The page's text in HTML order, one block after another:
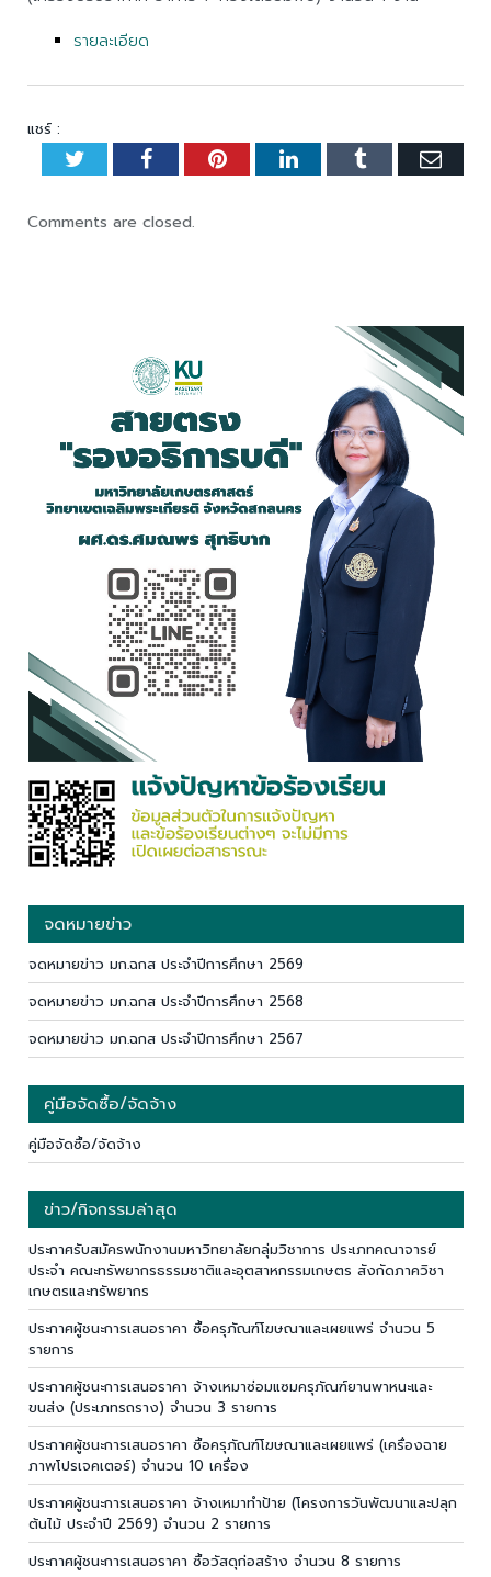
รายละเอียด
แชร์ :
TwitterFacebookPinterestLinkedInTumblr
Comments are closed.
จดหมายข่าว
จดหมายข่าว มก.ฉกส ประจำปีการศึกษา 2569
จดหมายข่าว มก.ฉกส ประจำปีการศึกษา 2568
จดหมายข่าว มก.ฉกส ประจำปีการศึกษา 2567
คู่มือจัดซื้อ/จัดจ้าง
คู่มือจัดซื้อ/จัดจ้าง
ข่าว/กิจกรรมล่าสุด
ประกาศรับสมัครพนักงานมหาวิทยาลัยกลุ่มวิชาการ ประเภทคณาจารย์
ประจำ คณะทรัพยากรธรรมชาติและอุตสาหกรรมเกษตร สังกัดภาควิชา
เกษตรและทรัพยากร
ประกาศผู้ชนะการเสนอราคา ซื้อครุภัณฑ์โฆษณาและเผยแพร่ จำนวน 5
รายการ
ประกาศผู้ชนะการเสนอราคา จ้างเหมาซ่อมแซมครุภัณฑ์ยานพาหนะและ
ขนส่ง (ประเภทรถราง) จำนวน 3 รายการ
ประกาศผู้ชนะการเสนอราคา ซื้อครุภัณฑ์โฆษณาและเผยแพร่ (เครื่องฉาย
ภาพโปรเจคเตอร์) จำนวน 10 เครื่อง
ประกาศผู้ชนะการเสนอราคา จ้างเหมาทำป้าย (โครงการวันพัฒนาและปลุก
ต้นไม้ ประจำปี 2569) จำนวน 2 รายการ
ประกาศผู้ชนะการเสนอราคา ซื้อวัสดุก่อสร้าง จำนวน 8 รายการ